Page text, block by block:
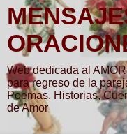
Web dedicada al
para regreso de la
Poemas, Historias,
de Amor